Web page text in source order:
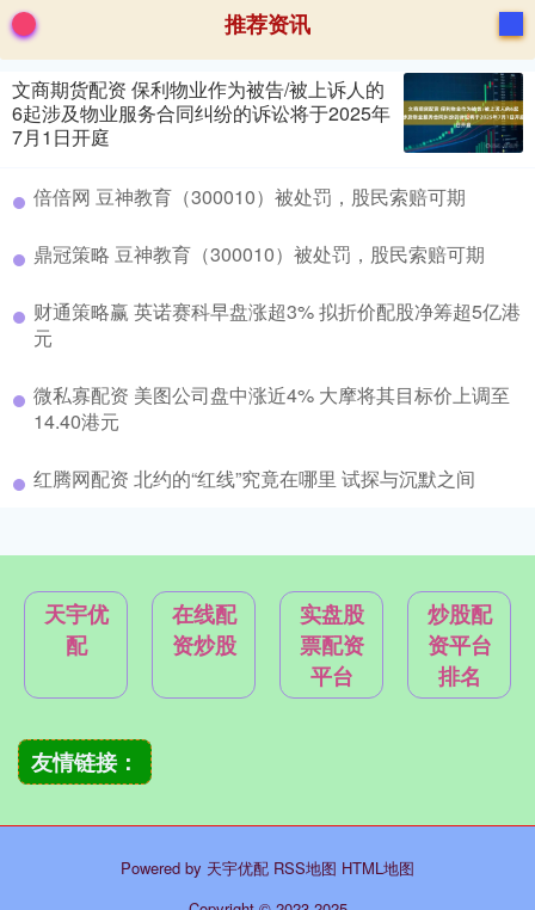
推荐资讯
文商期货配资 保利物业作为被告/被上诉人的
6起涉及物业服务合同纠纷的诉讼将于2025年
7月1日开庭
倍倍网 豆神教育（300010）被处罚，股民索赔可期
鼎冠策略 豆神教育（300010）被处罚，股民索赔可期
财通策略赢 英诺赛科早盘涨超3% 拟折价配股净筹超5亿港
元
微私寡配资 美图公司盘中涨近4% 大摩将其目标价上调至
14.40港元
红腾网配资 北约的“红线”究竟在哪里 试探与沉默之间
天宇优
配
在线配
资炒股
实盘股
票配资
平台
炒股配
资平台
排名
友情链接：
Powered by 天宇优配 RSS地图 HTML地图